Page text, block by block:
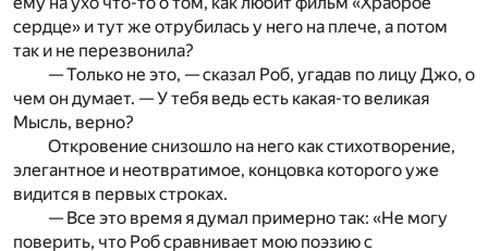
сердце» и тут же отрубилась у него на плече, а потом
так и не перезвонила?
— Только не это, — сказал Роб, угадав по лицу Джо, о
чем он думает. — У тебя ведь есть какая-то великая
Мысль, верно?
Откровение снизошло на него как стихотворение,
элегантное и неотвратимое, концовка которого уже
видится в первых строках.
— Все это время я думал примерно так: «Не могу
поверить, что Роб сравнивает мою поэзию с